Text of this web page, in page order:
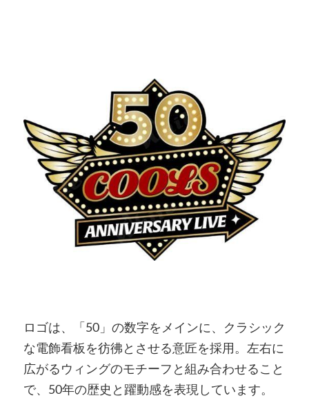
ロゴは、「50」の数字をメインに、クラシック
な電飾看板を彷彿とさせる意匠を採用。左右に
広がるウィングのモチーフと組み合わせること
で、50年の歴史と躍動感を表現しています。